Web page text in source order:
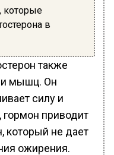
которые
в
также
и мышц. Он
силу и
гормон приводит
который не дает
ожирения.